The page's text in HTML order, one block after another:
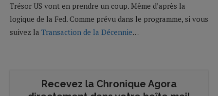
Trésor US vont en prendre un coup. Même d’après la
logique de la Fed. Comme prévu dans le programme, si vous
suivez la Transaction de la Décennie…
Recevez la Chronique Agora